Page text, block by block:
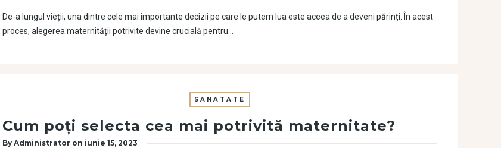
De-a lungul vieții, una dintre cele mai importante decizii pe care le putem lua este aceea de a deveni părinți. În acest
proces, alegerea maternității potrivite devine crucială pentru…
SANATATE
Cum poți selecta cea mai potrivită maternitate?
By Administrator on iunie 15, 2023